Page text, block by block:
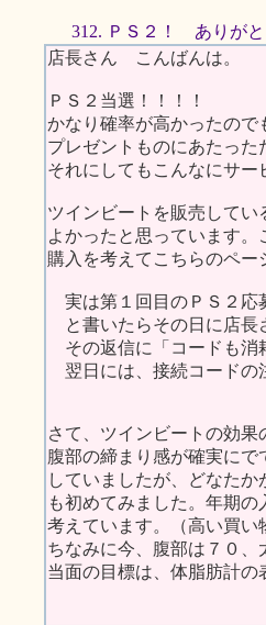
312. ＰＳ２！ ありがと
店長さん こんばんは。
ＰＳ２当選！！！！
かなり確率が高かったの
プレゼントものにあたっ
それにしてもこんなにサ
ツインビートを販売して
よかったと思っています
購入を考えてこちらのペ
実は第１回目のＰＳ２応
と書いたらその日に店長
その返信に「コードも消
翌日には、接続コードの
さて、ツインビートの効
腹部の締まり感が確実に
していましたが、どなた
も初めてみました。年期
考えています。（高い買
ちなみに今、腹部は７０
当面の目標は、体脂肪計